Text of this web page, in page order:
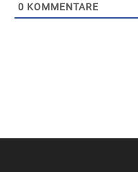
0 KOMMENTARE